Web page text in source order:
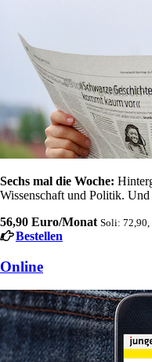
Sechs mal die Woche:
Wissenschaft und Politik. Und
56,90 Euro/Monat Soli: 72,90,
Bestellen
Online